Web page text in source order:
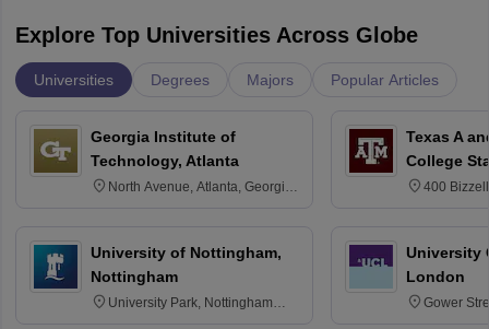
Explore Top Universities Across Globe
Universities Degrees Majors Popular Articles
Georgia Institute of
Technology, Atlanta
North Avenue, Atlanta, Georgia
University of Nottingham,
Nottingham
University Park, Nottingham
Texas A
College
400
University
London
Gower